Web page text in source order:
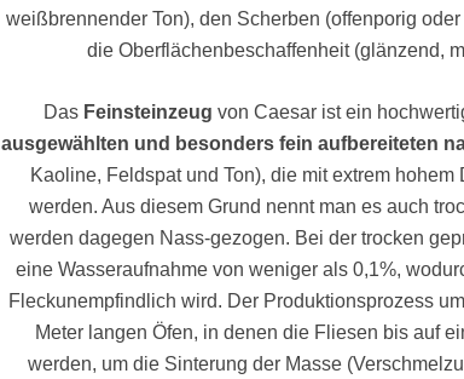
weißbrennender Ton), den Scherben (offenporig
die Oberflächenbeschaffenheit (glänzend,
Das Feinsteinzeug von Caesar ist ein
ausgewählten und besonders fein aufbereiteten
Kaoline, Feldspat und Ton), die mit extrem
werden. Aus diesem Grund nennt man es auch
werden dagegen Nass-gezogen. Bei der trocken
eine Wasseraufnahme von weniger als 0,1%,
Fleckunempfindlich wird. Der Produktionsprozess
Meter langen Öfen, in denen die Fliesen bis auf
werden, um die Sinterung der Masse